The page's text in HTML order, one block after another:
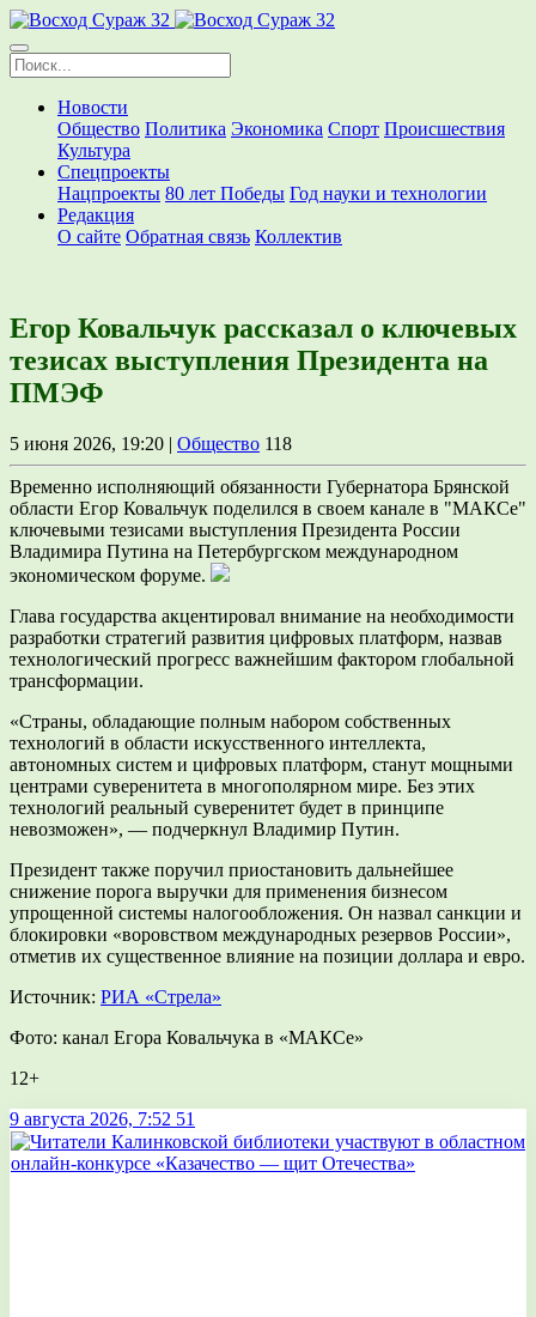
Новости
Общество Политика Экономика Спорт Происшествия
Культура
Спецпроекты
Нацпроекты 80 лет Победы Год науки и технологии
Редакция
О сайте Обратная связь Коллектив
Егор Ковальчук рассказал о ключевых
тезисах выступления Президента на
ПМЭФ
5 июня 2026, 19:20 | Общество 118
Временно исполняющий обязанности Губернатора Брянской
области Егор Ковальчук поделился в своем канале в "МАКСе"
ключевыми тезисами выступления Президента России
Владимира Путина на Петербургском международном
экономическом форуме.
Глава государства акцентировал внимание на необходимости
разработки стратегий развития цифровых платформ, назвав
технологический прогресс важнейшим фактором глобальной
трансформации.
«Страны, обладающие полным набором собственных
технологий в области искусственного интеллекта,
автономных систем и цифровых платформ, станут мощными
центрами суверенитета в многополярном мире. Без этих
технологий реальный суверенитет будет в принципе
невозможен», — подчеркнул Владимир Путин.
Президент также поручил приостановить дальнейшее
снижение порога выручки для применения бизнесом
упрощенной системы налогообложения. Он назвал санкции и
блокировки «воровством международных резервов России»,
отметив их существенное влияние на позиции доллара и евро.
Источник: РИА «Стрела»
Фото: канал Егора Ковальчука в «МАКСе»
12+
9 августа 2026, 7:52 51